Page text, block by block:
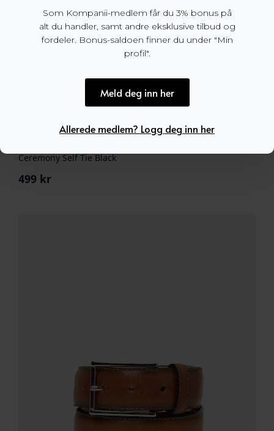
Ceremony Self Tie Black
499 kr
Som Kompanii-medlem får du 3% bonus på
alt du handler, samt andre eksklusive tilbud og
fordeler. Bonus-saldoen finner du under "Min
profil".
Meld deg inn her
Allerede medlem? Logg deg inn her